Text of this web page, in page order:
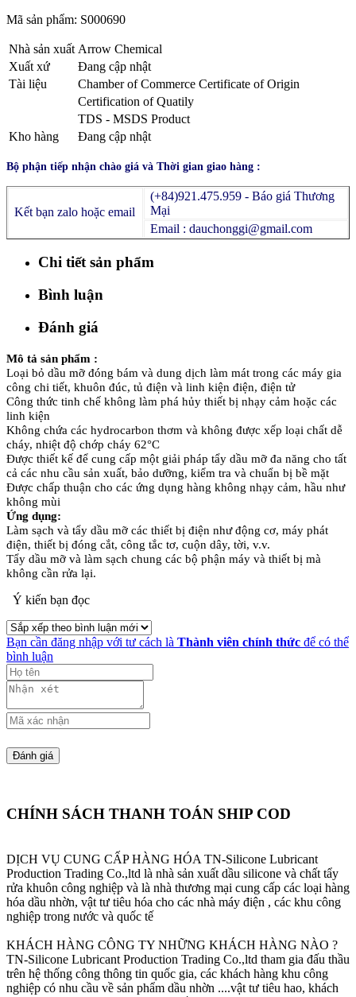
Mã sản phẩm: S000690
Nhà sản xuất Arrow Chemical
Xuất xứ
Đang cập nhật
Tài liệu
Chamber of Commerce Certificate of Origin
Certification of Quatily
TDS - MSDS Product
Kho hàng
Đang cập nhật
Bộ phận tiếp nhận chào giá và Thời gian giao hàng :
Kết bạn zalo hoặc email
(+84)921.475.959 - Báo giá Thương
Mại
Email : dauchonggi@gmail.com
Chi tiết sản phẩm
Bình luận
Đánh giá
Mô tả sản phẩm :
Loại bỏ dầu mỡ đóng bám và dung dịch làm mát trong các máy gia
công chi tiết, khuôn đúc, tủ điện và linh kiện điện, điện tử
Công thức tinh chế không làm phá hủy thiết bị nhạy cảm hoặc các
linh kiện
Không chứa các hydrocarbon thơm và không được xếp loại chất dễ
cháy, nhiệt độ chớp cháy 62°C
Được thiết kế để cung cấp một giải pháp tẩy dầu mỡ đa năng cho tất
cả các nhu cầu sản xuất, bảo dưỡng, kiểm tra và chuẩn bị bề mặt
Được chấp thuận cho các ứng dụng hàng không nhạy cảm, hầu như
không mùi
Ứng dụng:
Làm sạch và tẩy dầu mỡ các thiết bị điện như động cơ, máy phát
điện, thiết bị đóng cắt, công tắc tơ, cuộn dây, tời, v.v.
Tẩy dầu mỡ và làm sạch chung các bộ phận máy và thiết bị mà
không cần rửa lại.
Ý kiến bạn đọc
Bạn cần đăng nhập với tư cách là Thành viên chính thức để có thể
bình luận
CHÍNH SÁCH THANH TOÁN SHIP COD
DỊCH VỤ CUNG CẤP HÀNG HÓA TN-Silicone Lubricant
Production Trading Co.,ltd là nhà sản xuất dầu silicone và chất tẩy
rửa khuôn công nghiệp và là nhà thương mại cung cấp các loại hàng
hóa dầu nhờn, vật tư tiêu hóa cho các nhà máy điện , các khu công
nghiệp trong nước và quốc tế
KHÁCH HÀNG CÔNG TY NHỮNG KHÁCH HÀNG NÀO ?
TN-Silicone Lubricant Production Trading Co.,ltd tham gia đấu thầu
trên hệ thống công thông tin quốc gia, các khách hàng khu công
nghiệp có nhu cầu về sản phẩm dầu nhờn ....vật tư tiêu hao, khách